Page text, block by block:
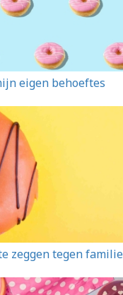
eigen behoeftes
zeggen tegen familie